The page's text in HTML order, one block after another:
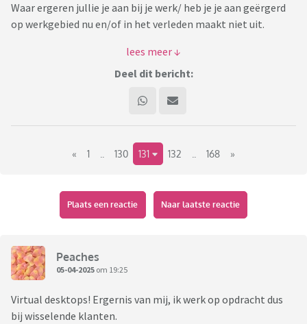
Waar ergeren jullie je aan bij je werk/ heb je je aan geërgerd
op werkgebied nu en/of in het verleden maakt niet uit.
- Collega's die achter de rug om dingen tegen de
leidinggevende zeggen zonder jou daar over in te lichten.
- Bedrijven die geen goed inwerksysteem hebben maar wel
- Het gezeur van collega's op elkaar, hoe lang iemand pauze
houdt, hoe laat iemand komt werken ect.
ergernissen.
Deel dit bericht:
« 1 130 131 132 168 »
Plaats een reactie Naar laatste reactie
Peaches
05-04-2025 om 19:25
Virtual desktops! Ergernis van mij, ik werk op opdracht dus
bij wisselende klanten.